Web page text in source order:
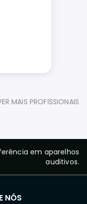
MAIS PROFISSIONAIS
em aparelhos
auditivos.
NÓS